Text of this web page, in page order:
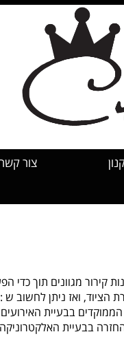
צור קשר
קירור מגוונים תוך
ואז ניתן לחשוב ש
בבעיית
בבעיית